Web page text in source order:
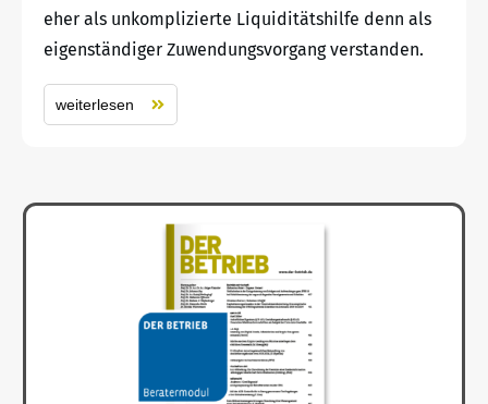
eher als unkomplizierte Liquiditätshilfe denn als
eigenständiger Zuwendungsvorgang verstanden.
weiterlesen